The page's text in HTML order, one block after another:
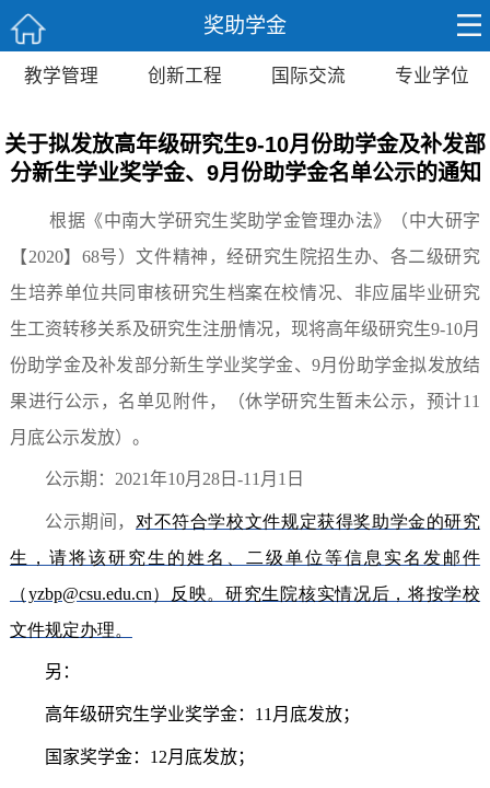
奖助学金
教学管理 创新工程 国际交流 专业学位
关于拟发放高年级研究生9-10月份助学金及补发部
分新生学业奖学金、9月份助学金名单公示的通知
根据《中南大学研究生奖助学金管理办法》（中大研字
【2020】 68号）文件精神，经研究生院招生办、各二级研究
生培养单位共同审核研究生档案在校情况、非应届毕业研究
生工资转移关系及研究生注册情况，现将高年级研究生9-10月
份助学金及补发部分新生学业奖学金、 9月份助学金拟发放结
果进行公示，名单见附件，（休学研究生暂未公示，预计11
月底公示发放）。
公示期： 2021年10月 28日 -11 月 1 日
公示期间， 对不符合学校文件规定获得奖助学金的研究
生，请将该研究生的姓名、二级单位等信息 实名 发邮件
（yzbp@csu.edu.cn）反映。研究生院核实情况后，将按学校
文件规定办理。
另：
高年级研究生学业奖学金： 11 月底发放；
国家奖学金： 12月底发放；